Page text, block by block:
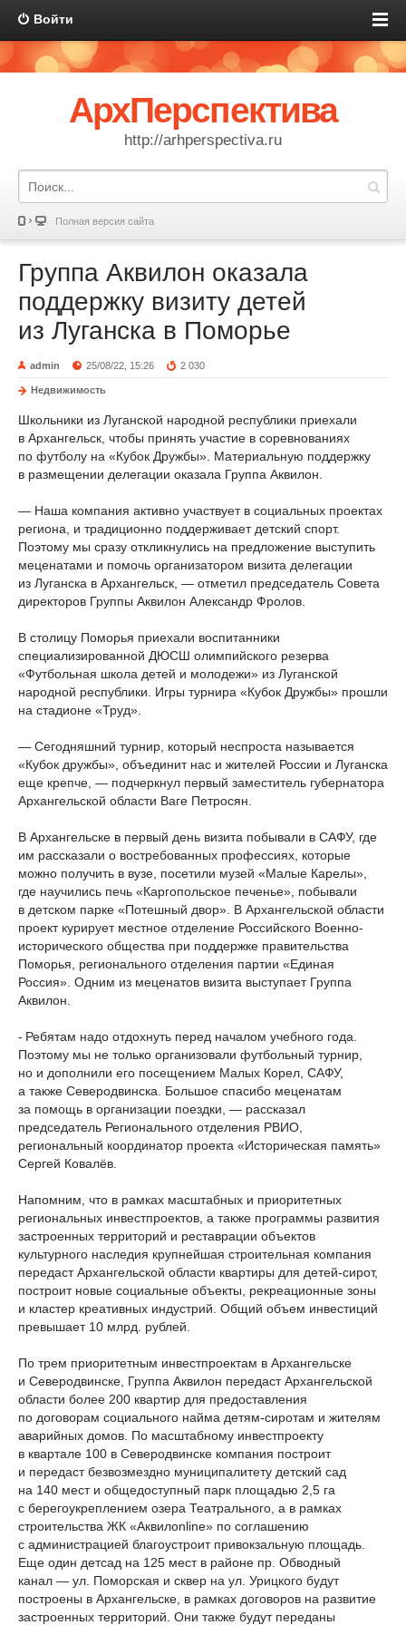
Войти
АрхПерспектива
http://arhperspectiva.ru
Полная версия сайта
Группа Аквилон оказала
поддержку визиту детей
из Луганска в Поморье
admin 25/08/22, 15:26 2 030
Недвижимость
Школьники из Луганской народной республики приехали
в Архангельск, чтобы принять участие в соревнованиях
по футболу на «Кубок Дружбы». Материальную поддержку
в размещении делегации оказала Группа Аквилон.
— Наша компания активно участвует в социальных проектах
региона, и традиционно поддерживает детский спорт.
Поэтому мы сразу откликнулись на предложение выступить
меценатами и помочь организатором визита делегации
из Луганска в Архангельск, — отметил председатель Совета
директоров Группы Аквилон Александр Фролов.
В столицу Поморья приехали воспитанники
специализированной ДЮСШ олимпийского резерва
«Футбольная школа детей и молодежи» из Луганской
народной республики. Игры турнира «Кубок Дружбы» прошли
на стадионе «Труд».
— Сегодняшний турнир, который неспроста называется
«Кубок дружбы», объединит нас и жителей России и Луганска
еще крепче, — подчеркнул первый заместитель губернатора
Архангельской области Ваге Петросян.
В Архангельске в первый день визита побывали в САФУ, где
им рассказали о востребованных профессиях, которые
можно получить в вузе, посетили музей «Малые Карелы»,
где научились печь «Каргопольское печенье», побывали
в детском парке «Потешный двор». В Архангельской области
проект курирует местное отделение Российского Военно-
исторического общества при поддержке правительства
Поморья, регионального отделения партии «Единая
Россия». Одним из меценатов визита выступает Группа
Аквилон.
- Ребятам надо отдохнуть перед началом учебного года.
Поэтому мы не только организовали футбольный турнир,
но и дополнили его посещением Малых Корел, САФУ,
а также Северодвинска. Большое спасибо меценатам
за помощь в организации поездки, — рассказал
председатель Регионального отделения РВИО,
региональный координатор проекта «Историческая память»
Сергей Ковалёв.
Напомним, что в рамках масштабных и приоритетных
региональных инвестпроектов, а также программы развития
застроенных территорий и реставрации объектов
культурного наследия крупнейшая строительная компания
передаст Архангельской области квартиры для детей-сирот,
построит новые социальные объекты, рекреационные зоны
и кластер креативных индустрий. Общий объем инвестиций
превышает 10 млрд. рублей.
По трем приоритетным инвестпроектам в Архангельске
и Северодвинске, Группа Аквилон передаст Архангельской
области более 200 квартир для предоставления
по договорам социального найма детям-сиротам и жителям
аварийных домов. По масштабному инвестпроекту
в квартале 100 в Северодвинске компания построит
и передаст безвозмездно муниципалитету детский сад
на 140 мест и общедоступный парк площадью 2,5 га
с берегоукреплением озера Театрального, а в рамках
строительства ЖК «Аквилоnline» по соглашению
с администрацией благоустроит привокзальную площадь.
Еще один детсад на 125 мест в районе пр. Обводный
канал — ул. Поморская и сквер на ул. Урицкого будут
построены в Архангельске, в рамках договоров на развитие
застроенных территорий. Они также будут переданы